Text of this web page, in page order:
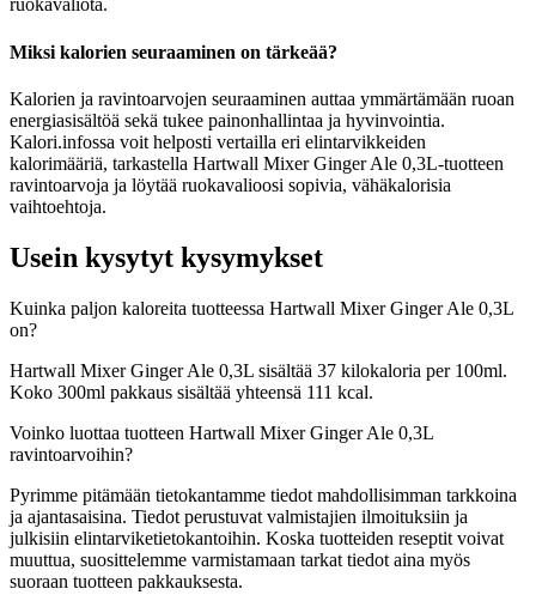
ruokavaliota.
Miksi kalorien seuraaminen on tärkeää?
Kalorien ja ravintoarvojen seuraaminen auttaa ymmärtämään ruoan
energiasisältöä sekä tukee painonhallintaa ja hyvinvointia.
Kalori.infossa voit helposti vertailla eri elintarvikkeiden
kalorimääriä, tarkastella Hartwall Mixer Ginger Ale 0,3L-tuotteen
ravintoarvoja ja löytää ruokavalioosi sopivia, vähäkalorisia
vaihtoehtoja.
Usein kysytyt kysymykset
Kuinka paljon kaloreita tuotteessa Hartwall Mixer Ginger Ale 0,3L
on?
Hartwall Mixer Ginger Ale 0,3L sisältää 37 kilokaloria per 100ml.
Koko 300ml pakkaus sisältää yhteensä 111 kcal.
Voinko luottaa tuotteen Hartwall Mixer Ginger Ale 0,3L
ravintoarvoihin?
Pyrimme pitämään tietokantamme tiedot mahdollisimman tarkkoina
ja ajantasaisina. Tiedot perustuvat valmistajien ilmoituksiin ja
julkisiin elintarviketietokantoihin. Koska tuotteiden reseptit voivat
muuttua, suosittelemme varmistamaan tarkat tiedot aina myös
suoraan tuotteen pakkauksesta.